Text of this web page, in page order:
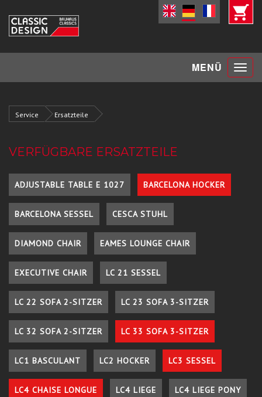
MENÜ Toggle
Service Ersatzteile
VERFÜGBARE ERSATZTEILE
ADJUSTABLE TABLE E 1027 BARCELONA HOCKER
BARCELONA SESSEL CESCA STUHL
DIAMOND CHAIR EAMES LOUNGE CHAIR
EXECUTIVE CHAIR LC 21 SESSEL
LC 22 SOFA 2-SITZER LC 23 SOFA 3-SITZER
LC 32 SOFA 2-SITZER LC 33 SOFA 3-SITZER
LC1 BASCULANT LC2 HOCKER LC3 SESSEL
LC4 CHAISE LONGUE LC4 LIEGE LC4 LIEGE PONY